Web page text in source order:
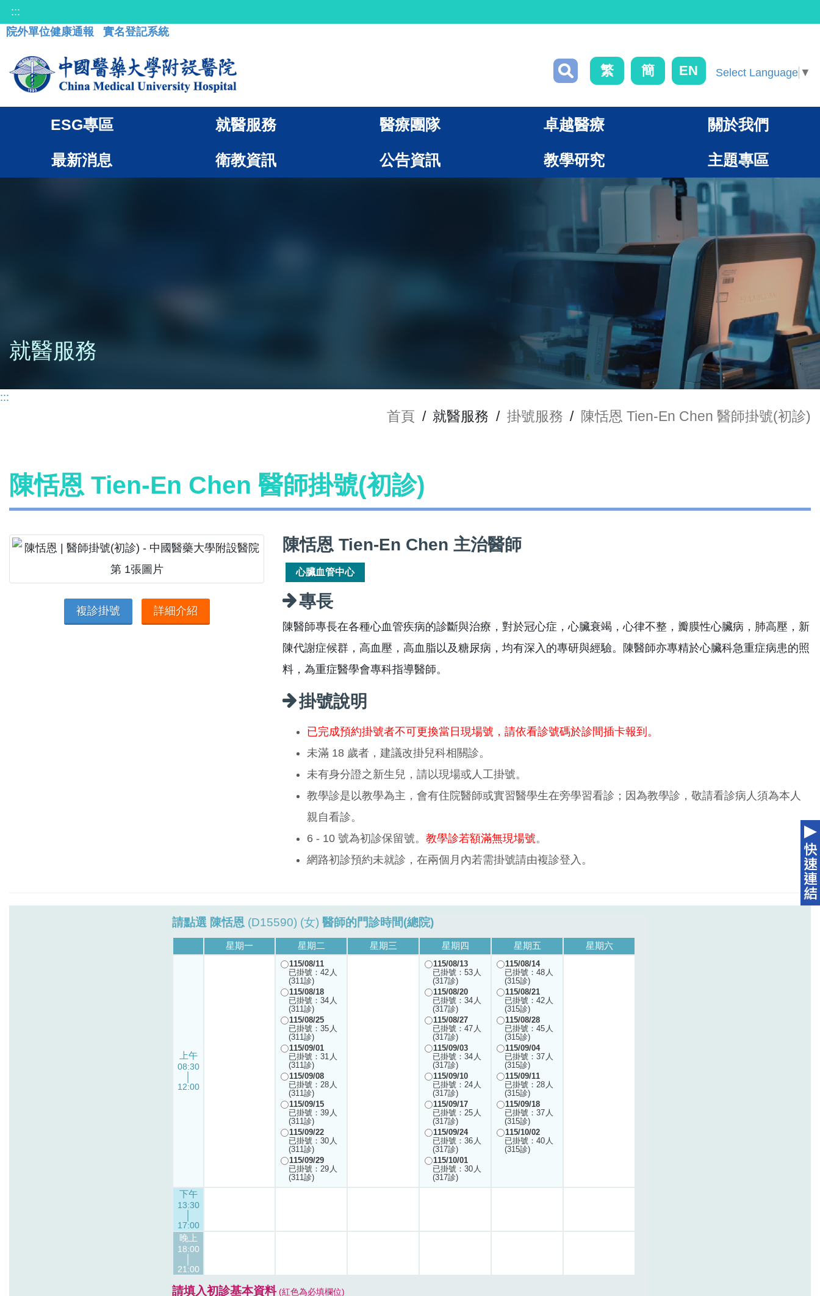
:::
院外單位健康通報
實名登記系統
繁 簡 EN Select Language ▼
ESG專區 就醫服務 醫療團隊 卓越醫療 關於我們
最新消息 衛教資訊 公告資訊 教學研究 主題專區
就醫服務
:::
首頁 / 就醫服務 / 掛號服務 / 陳恬恩 Tien-En Chen 醫師掛號(初診)
陳恬恩 Tien-En Chen 醫師掛號(初診)
複診掛號 詳細介紹
陳恬恩 Tien-En Chen 主治醫師
心臟血管中心
專長
陳醫師專長在各種心血管疾病的診斷與治療，對於冠心症，心臟衰竭，心律不整，瓣膜性心臟病，肺高壓，新
陳代謝症候群，高血壓，高血脂以及糖尿病，均有深入的專研與經驗。陳醫師亦專精於心臟科急重症病患的照
料，為重症醫學會專科指導醫師。
掛號說明
已完成預約掛號者不可更換當日現場號，請依看診號碼於診間插卡報到。
未滿 18 歲者，建議改掛兒科相關診。
未有身分證之新生兒，請以現場或人工掛號。
教學診是以教學為主，會有住院醫師或實習醫學生在旁學習看診；因為教學診，敬請看診病人須為本人
親自看診。
6 - 10 號為初診保留號。 教學診若額滿無現場號。
網路初診預約未就診，在兩個月內若需掛號請由複診登入。